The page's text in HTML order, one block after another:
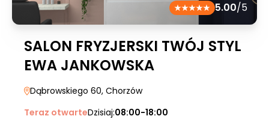
5.00/5
SALON FRYZJERSKI TWÓJ STYL
EWA JANKOWSKA
Dąbrowskiego 60, Chorzów
Teraz otwarteDzisiaj:08:00-18:00